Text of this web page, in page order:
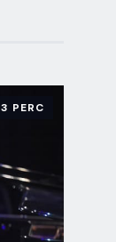
3 PERC